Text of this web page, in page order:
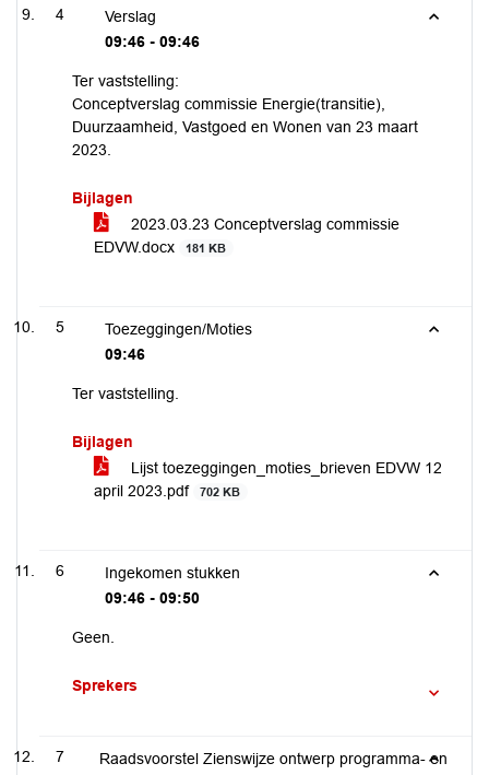
4
Verslag
09:46 - 09:46
Ter vaststelling:
Conceptverslag commissie Energie(transitie),
Duurzaamheid, Vastgoed en Wonen van 23 maart
2023.
Bijlagen
2023.03.23 Conceptverslag commissie
EDVW.docx
181 KB
5
Toezeggingen/Moties
09:46
Ter vaststelling.
Bijlagen
Lijst toezeggingen_moties_brieven EDVW 12
april 2023.pdf
702 KB
6
Ingekomen stukken
09:46 - 09:50
Geen.
Sprekers
7
Raadsvoorstel Zienswijze ontwerp programma- en